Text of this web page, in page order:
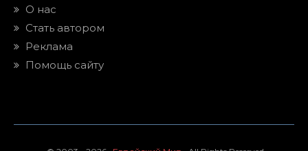
О нас
Стать автором
Реклама
Помощь сайту